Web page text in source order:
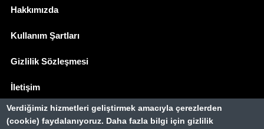
Hakkımızda
Kullanım Şartları
Gizlilik Sözleşmesi
İletişim
Basında Biz
Verdiğimiz hizmetleri geliştirmek amacıyla çerezlerden
(cookie) faydalanıyoruz. Daha fazla bilgi için gizlilik